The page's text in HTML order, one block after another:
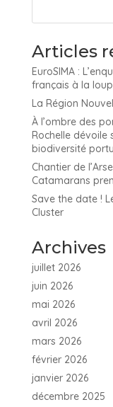
Articles
EuroSIMA :
français à la
La Région
À l’ombre des
Rochelle dévoile
biodiversité
Chantier de
Catamarans
Save the date !
Cluster
Archives
juillet 2026
juin 2026
mai 2026
avril 2026
mars 2026
février 2026
janvier 2026
décembre 2025